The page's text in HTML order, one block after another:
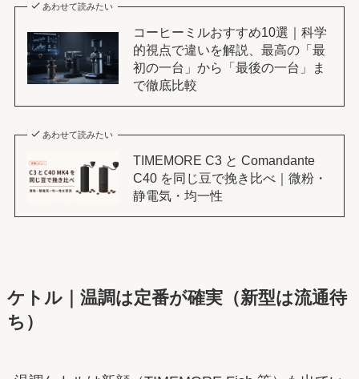
あわせて読みたい
コーヒーミルおすすめ10選｜科学
的視点で違いを解説、最高の「最
初の一台」から「最後の一台」ま
で徹底比較
あわせて読みたい
TIMEMORE C3 と Comandante
C40 を同じ豆で挽き比べ｜微粉・
静電気・均一性
ケトル｜温調は定番が確実（新型は流通待
ち）